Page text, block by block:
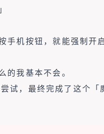
手机按钮，就能强制
的我基本不会。
试，最终完成了这个「